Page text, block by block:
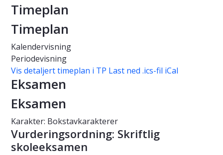
Timeplan
Timeplan
Kalendervisning
Periodevisning
Vis detaljert timeplan i TP Last ned .ics-fil iCal
Eksamen
Eksamen
Karakter: Bokstavkarakterer
Vurderingsordning: Skriftlig
skoleeksamen